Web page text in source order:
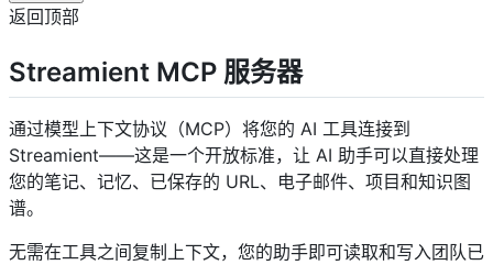
返回顶部
Streamient MCP 服务器 ​
通过模型上下文协议（MCP）将您的 AI 工具连接到
Streamient——这是一个开放标准，让 AI 助手可以直接处理
您的笔记、记忆、已保存的 URL、电子邮件、项目和知识图
谱。
无需在工具之间复制上下文，您的助手即可读取和写入团队已